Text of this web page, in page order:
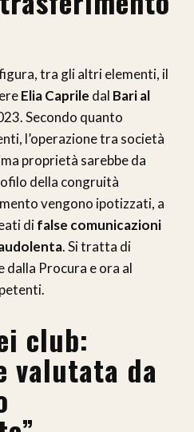
tra gli altri elementi, il
Elia Caprile dal Bari al
Secondo quanto
l’operazione tra società
proprietà sarebbe da
della congruità
vengono ipotizzati, a
difalse comunicazioni
. Si tratta di
Procura e ora al
club:
valutata da